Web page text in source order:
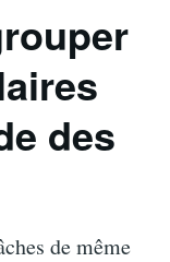
des
de même